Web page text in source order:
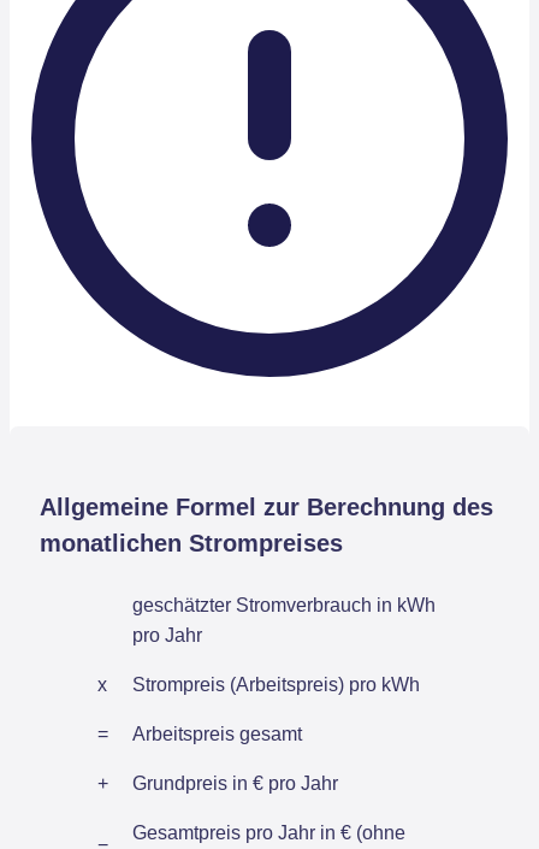
Allgemeine Formel zur Berechnung des
monatlichen Strompreises
geschätzter Stromverbrauch in kWh
pro Jahr
x Strompreis (Arbeitspreis) pro kWh
= Arbeitspreis gesamt
+ Grundpreis in € pro Jahr
Gesamtpreis pro Jahr in € (ohne